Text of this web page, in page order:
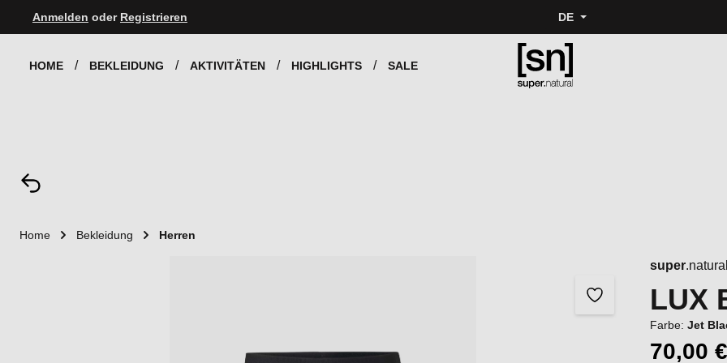
Hauptnavigation springen
Anmelden oder Registrieren DE
HOME BEKLEIDUNG AKTIVITÄTEN HIGHLIGHTS SALE
Home Bekleidung Herren
super.natural
LUX
Farbe:Jet
70,00 €